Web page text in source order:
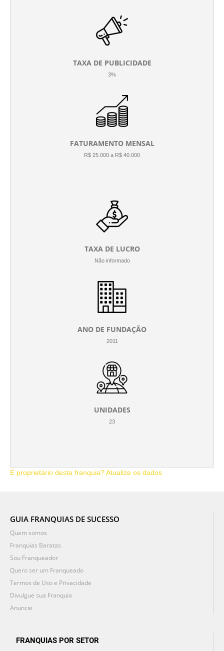
TAXA DE PUBLICIDADE
3%
FATURAMENTO MENSAL
R$ 25.000 a R$ 40.000
TAXA DE LUCRO
Não informado
ANO DE FUNDAÇÃO
2011
UNIDADES
23
É proprietário desta franquia? Atualize os dados
GUIA FRANQUIAS DE SUCESSO
Quem somos
Franquias Baratas
Sou Franqueador
Quero ser um Franqueado
Termos de Uso e Privacidade
Divulgue sua Franquia
Anuncie
FRANQUIAS POR SETOR